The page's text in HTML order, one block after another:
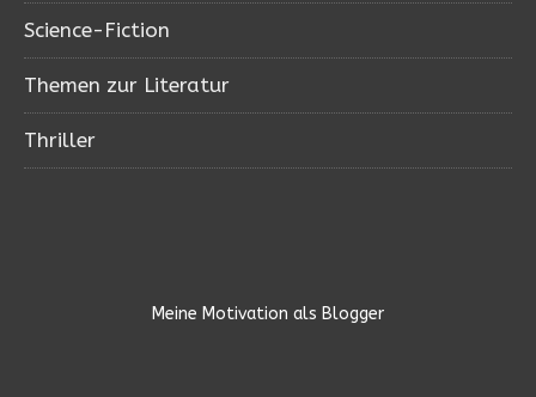
Science-Fiction
Themen zur Literatur
Thriller
Meine Motivation als Blogger